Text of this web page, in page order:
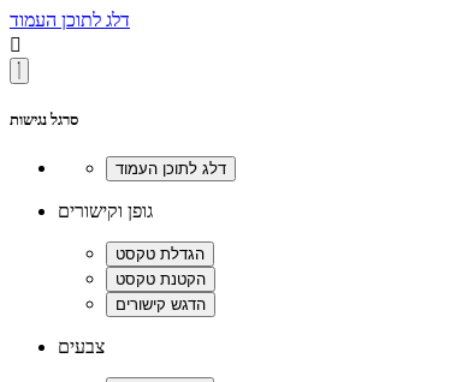
דלג לתוכן העמוד

סרגל נגישות
גופן וקישורים
צבעים